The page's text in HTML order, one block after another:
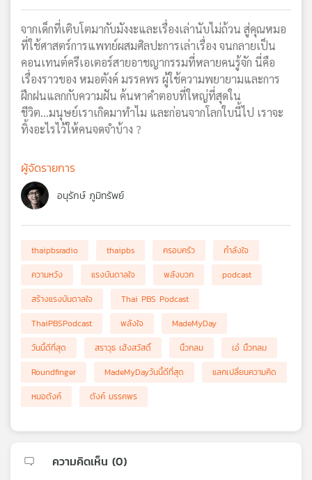
จากเด็กที่เติบโตมากับมังงะและเรื่องเล่านับไม่ถ้วน สู่คุณหมอ
ที่ใช้ศาสตร์การแพทย์ผสมศิลปะการเล่าเรื่อง จนกลายเป็น
คอนเทนต์ครีเอเตอร์สายอาชญากรรมที่หลายคนรู้จัก นี่คือ
เรื่องราวของ หมอตังค์ มรรคพร ผู้ใช้ความพยายามและการ
ฝึกฝนแลกกับความฝัน ค้นหาคำตอบที่ใหญ่ที่สุดใน
ชีวิต...มนุษย์เราเกิดมาทำไม และก่อนจากโลกใบนี้ไป เราจะ
ทิ้งอะไรไว้ให้คนจดจำบ้าง ?
ผู้จัดรายการ
อนุรักษ์ ภูมิทรัพย์
thaipbsradio thaipbs ครอบครัว
กำลังใจ
ความหวัง
แรงบันดาลใจ พลังบวก
podcast
สร้างแรงบันดาลใจ
Thai PBS Podcast
ThaiPBSPodcast
พลังใจ
MadeMyDay
วันนี้ดีที่สุด
สราวุธ เฮ้งสวัสดิ์ นิ้วกลม
เอ๋ นิ้วกลม
Roundfinger
MadeMyDayวันนี้ดีที่สุด
แลกเปลี่ยนความคิด
หมอตังค์
ตังค์ มรรคพร
ความคิดเห็น (0)